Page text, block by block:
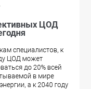
ЦОД
специалистов, к
ЦОД может
до 20% всей
в мире
а к 2040 году